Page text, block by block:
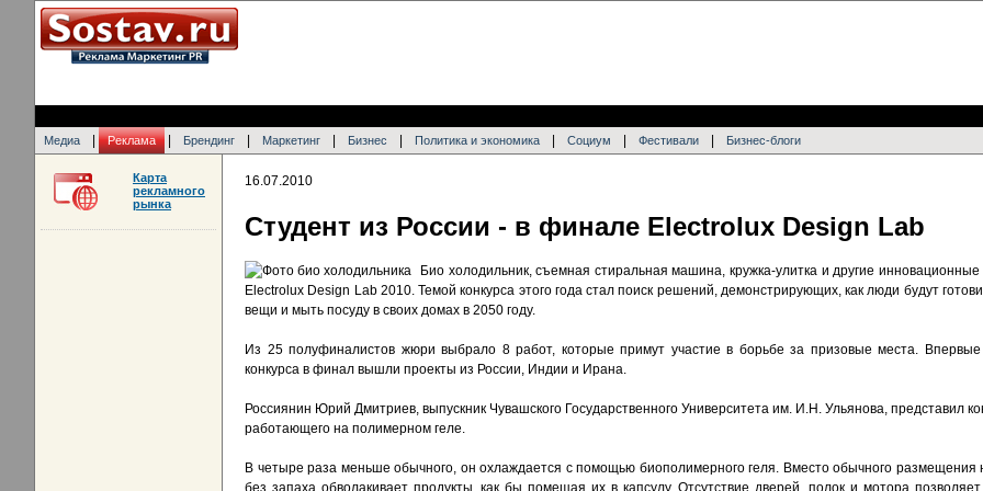
Медиа Реклама Брендинг Маркетинг Бизнес Политика и экономика Социум Фестивали Бизнес-блоги
16.07.2010
Студент из России - в финале Electrolux Design Lab
Био холодильник, съемная стиральная машина, кружка-улитка и другие
Electrolux Design Lab 2010. Темой конкурса этого года стал поиск решений, демонстрирующих, как люди будут
вещи и мыть посуду в своих домах в 2050 году.
Из 25 полуфиналистов жюри выбрало 8 работ, которые примут участие в борьбе за призовые места.
конкурса в финал вышли проекты из России, Индии и Ирана.
Россиянин Юрий Дмитриев, выпускник Чувашского Государственного Университета им. И.Н. Ульянова, представил
работающего на полимерном геле.
В четыре раза меньше обычного, он охлаждается с помощью биополимерного геля. Вместо обычного размещения
без запаха обволакивает продукты, как бы помещая их в капсулу. Отсутствие дверей, полок и мотора позволяет
Карта
рекламного
рынка